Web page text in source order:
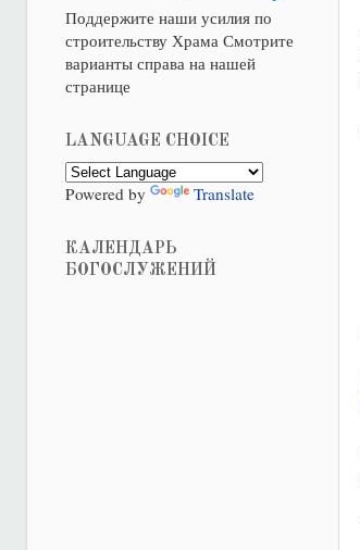
Поддержите наши усилия по
строительству Храма Смотрите
варианты справа на нашей
странице
LANGUAGE CHOICE
Powered by Translate
КАЛЕНДАРЬ
БОГОСЛУЖЕНИЙ